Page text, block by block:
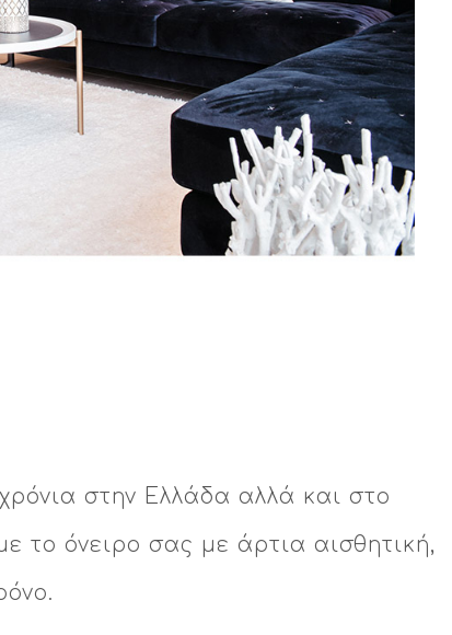
στην Ελλάδα αλλά και στο
το όνειρο σας με άρτια αισθητική,